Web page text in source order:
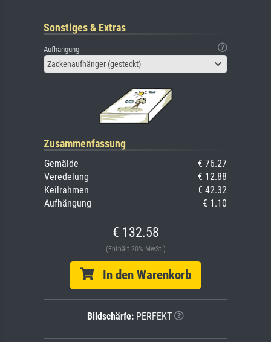
Sonstiges & Extras
Aufhängung
Zackenaufhänger (gesteckt)
Zusammenfassung
Gemälde
€ 76.27
Veredelung
€ 12.88
Keilrahmen
€ 42.32
Aufhängung
€ 1.10
€ 132.58
(Enthält 20% MwSt.)
In den Warenkorb
Bildschärfe: PERFEKT